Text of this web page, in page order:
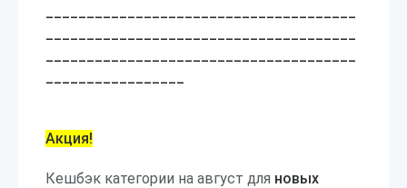
Акция!
Кешбэк категории на август для новых